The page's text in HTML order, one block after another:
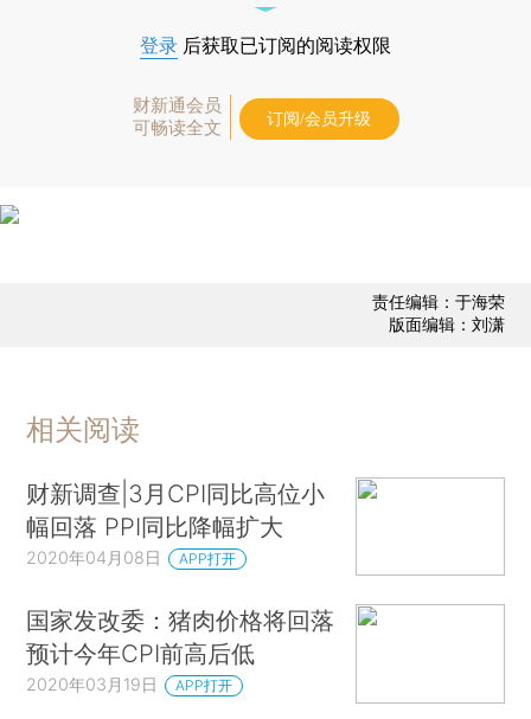
登录 后获取已订阅的阅读权限
财新通会员
可畅读全文
订阅/会员升级
责任编辑：于海荣
版面编辑：刘潇
相关阅读
财新调查|3月CPI同比高位小
幅回落 PPI同比降幅扩大
2020年04月08日 APP打开
国家发改委：猪肉价格将回落
预计今年CPI前高后低
2020年03月19日 APP打开